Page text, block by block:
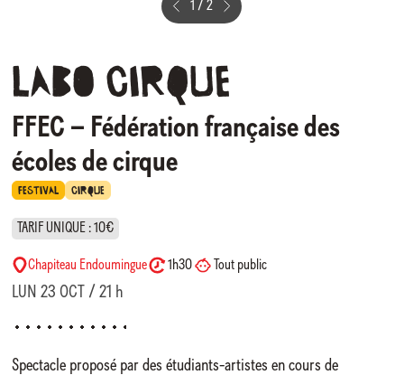
1 /2
Labo cirque
FFEC – Fédération française des
écoles de cirque
FESTIVAL CIRQUE
TARIF UNIQUE : 10€
Chapiteau Endoumingue 1h30 Tout public
LUN 23 OCT / 21 h
Spectacle proposé par des étudiants-artistes en cours de